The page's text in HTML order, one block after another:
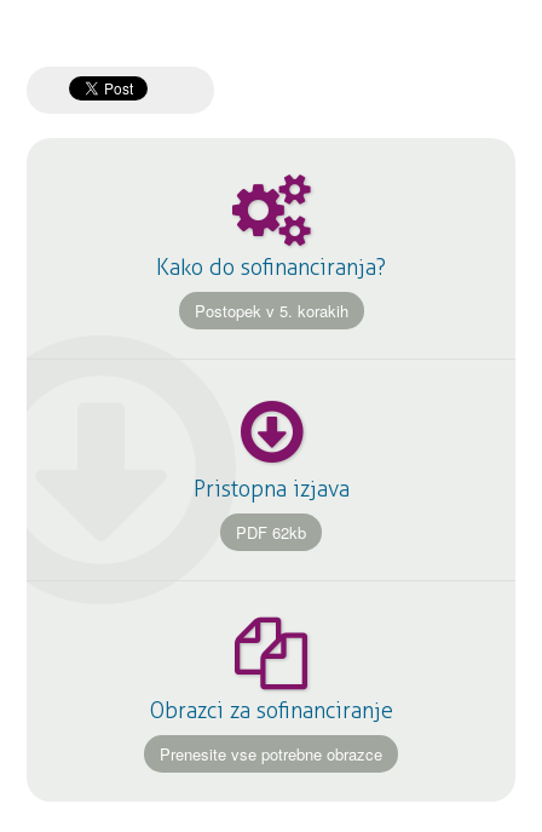
Kako do sofinanciranja?
Postopek v 5. korakih
Pristopna izjava
PDF 62kb
Obrazci za sofinanciranje
Prenesite vse potrebne obrazce